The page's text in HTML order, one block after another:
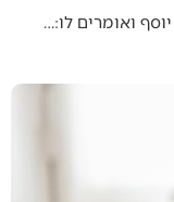
ואומרים לו:…